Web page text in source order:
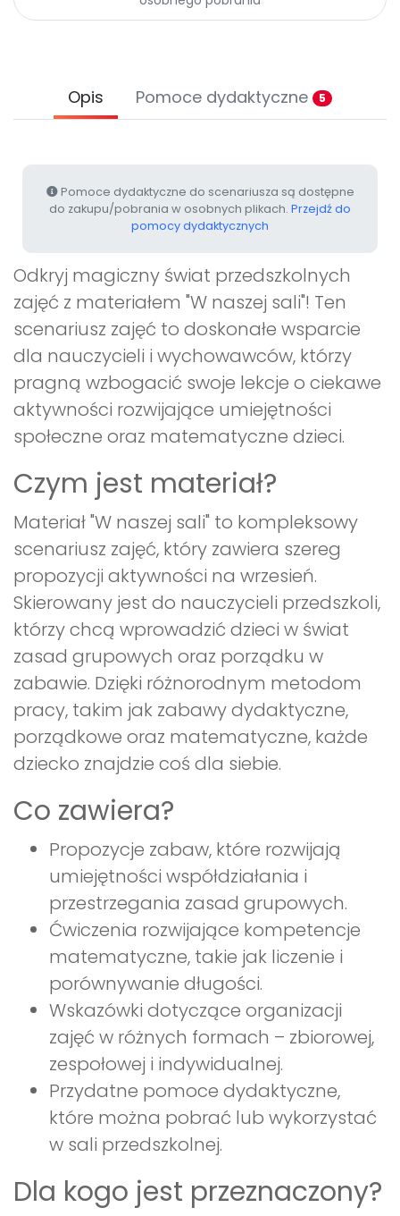
Archiwalne numery
Opis Pomoce dydaktyczne 5
Pomoce dydaktyczne do scenariusza są dostępne
do zakupu/pobrania w osobnych plikach. Przejdź do
pomocy dydaktycznych
Odkryj magiczny świat przedszkolnych
zajęć z materiałem "W naszej sali"! Ten
scenariusz zajęć to doskonałe wsparcie
dla nauczycieli i wychowawców, którzy
pragną wzbogacić swoje lekcje o ciekawe
aktywności rozwijające umiejętności
społeczne oraz matematyczne dzieci.
Czym jest materiał?
Materiał "W naszej sali" to kompleksowy
scenariusz zajęć, który zawiera szereg
propozycji aktywności na wrzesień.
Skierowany jest do nauczycieli przedszkoli,
którzy chcą wprowadzić dzieci w świat
zasad grupowych oraz porządku w
zabawie. Dzięki różnorodnym metodom
pracy, takim jak zabawy dydaktyczne,
porządkowe oraz matematyczne, każde
dziecko znajdzie coś dla siebie.
Co zawiera?
Propozycje zabaw, które rozwijają
umiejętności współdziałania i
przestrzegania zasad grupowych.
Ćwiczenia rozwijające kompetencje
matematyczne, takie jak liczenie i
porównywanie długości.
Wskazówki dotyczące organizacji
zajęć w różnych formach – zbiorowej,
zespołowej i indywidualnej.
Przydatne pomoce dydaktyczne,
które można pobrać lub wykorzystać
w sali przedszkolnej.
Dla kogo jest przeznaczony?